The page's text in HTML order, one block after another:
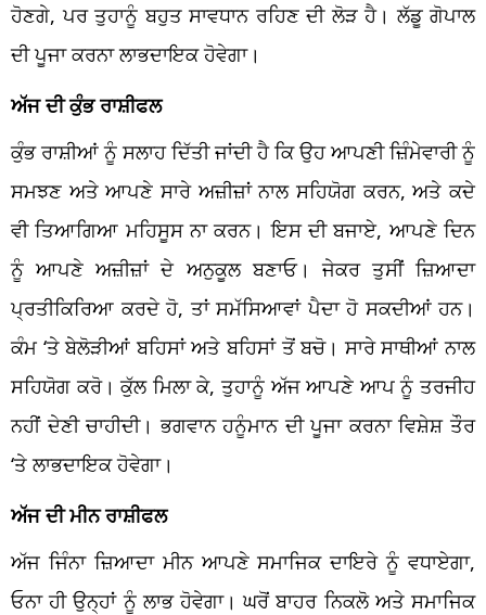
ਹੋਣਗੇ, ਪਰ ਤੁਹਾਨੂੰ ਬਹੁਤ ਸਾਵਧਾਨ ਰਹਿਣ ਦੀ ਲੋੜ ਹੈ। ਲੱਡੂ ਗੋਪਾਲ
ਦੀ ਪੂਜਾ ਕਰਨਾ ਲਾਭਦਾਇਕ ਹੋਵੇਗਾ।
ਅੱਜ ਦੀ ਕੁੰਭ ਰਾਸ਼ੀਫਲ
ਕੁੰਭ ਰਾਸ਼ੀਆਂ ਨੂੰ ਸਲਾਹ ਦਿੱਤੀ ਜਾਂਦੀ ਹੈ ਕਿ ਉਹ ਆਪਣੀ ਜ਼ਿੰਮੇਵਾਰੀ ਨੂੰ
ਸਮਝਣ ਅਤੇ ਆਪਣੇ ਸਾਰੇ ਅਜ਼ੀਜ਼ਾਂ ਨਾਲ ਸਹਿਯੋਗ ਕਰਨ, ਅਤੇ ਕਦੇ
ਵੀ ਤਿਆਗਿਆ ਮਹਿਸੂਸ ਨਾ ਕਰਨ। ਇਸ ਦੀ ਬਜਾਏ, ਆਪਣੇ ਦਿਨ
ਨੂੰ ਆਪਣੇ ਅਜ਼ੀਜ਼ਾਂ ਦੇ ਅਨੁਕੂਲ ਬਣਾਓ। ਜੇਕਰ ਤੁਸੀਂ ਜ਼ਿਆਦਾ
ਪ੍ਰਤੀਕਿਰਿਆ ਕਰਦੇ ਹੋ, ਤਾਂ ਸਮੱਸਿਆਵਾਂ ਪੈਦਾ ਹੋ ਸਕਦੀਆਂ ਹਨ।
ਕੰਮ ‘ਤੇ ਬੇਲੋੜੀਆਂ ਬਹਿਸਾਂ ਅਤੇ ਬਹਿਸਾਂ ਤੋਂ ਬਚੋ। ਸਾਰੇ ਸਾਥੀਆਂ ਨਾਲ
ਸਹਿਯੋਗ ਕਰੋ। ਕੁੱਲ ਮਿਲਾ ਕੇ, ਤੁਹਾਨੂੰ ਅੱਜ ਆਪਣੇ ਆਪ ਨੂੰ ਤਰਜੀਹ
ਨਹੀਂ ਦੇਣੀ ਚਾਹੀਦੀ। ਭਗਵਾਨ ਹਨੂੰਮਾਨ ਦੀ ਪੂਜਾ ਕਰਨਾ ਵਿਸ਼ੇਸ਼ ਤੌਰ
‘ਤੇ ਲਾਭਦਾਇਕ ਹੋਵੇਗਾ।
ਅੱਜ ਦੀ ਮੀਨ ਰਾਸ਼ੀਫਲ
ਅੱਜ ਜਿੰਨਾ ਜ਼ਿਆਦਾ ਮੀਨ ਆਪਣੇ ਸਮਾਜਿਕ ਦਾਇਰੇ ਨੂੰ ਵਧਾਏਗਾ,
ਓਨਾ ਹੀ ਉਨ੍ਹਾਂ ਨੂੰ ਲਾਭ ਹੋਵੇਗਾ। ਘਰੋਂ ਬਾਹਰ ਨਿਕਲੋ ਅਤੇ ਸਮਾਜਿਕ